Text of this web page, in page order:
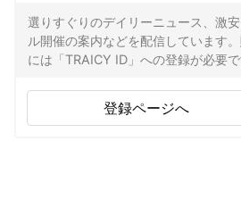
選りすぐりのデイリーニュース、激
ル開催の案内などを配信しています
には「TRAICY ID」への登録が必要で
登録ページへ